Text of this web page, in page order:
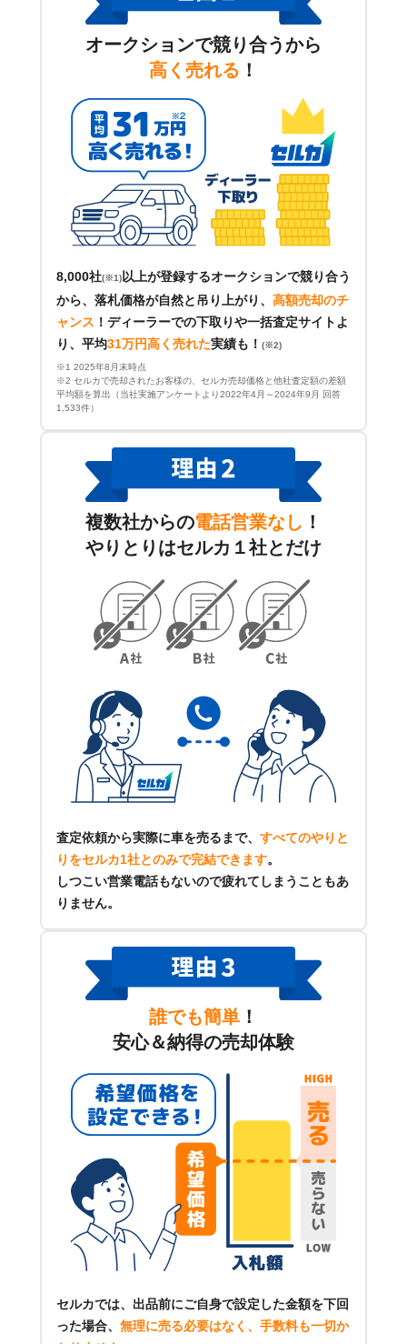
オークションで競り合うから
高く売れる ！
8,000社(※1) 以上が登録するオークションで競り合う
から、落札価格が自然と吊り上がり、 高額売却のチ
ャンス ！ ディーラーでの下取りや一括査定サイトよ
り、平均31万円高く売れた実績も！ (※2)
※1 2025年8月末時点
※2 セルカで売却されたお客様の、セルカ売却価格と他社査定額の差額
平均額を算出（当社実施アンケートより2022年4月～2024年9月 回答
1,533件）
複数社からの電話営業なし ！
やりとりはセルカ１社とだけ
査定依頼から実際に車を売るまで、 すべてのやりと
りをセルカ1社とのみで完結できます。
しつこい営業電話もないので疲れてしまうこともあ
りません。
誰でも簡単 ！
安心＆納得の売却体験
セルカでは、出品前にご自身で設定した金額を下回
った場合、 無理に売る必要はなく、手数料も一切か